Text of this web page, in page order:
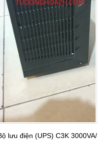
lưu điện (UPS) C3K 3000VA/